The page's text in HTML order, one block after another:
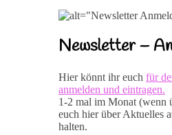
Newsletter –
Hier könnt ihr euch für
anmelden und eintragen.
1-2 mal im Monat (wenn
euch hier über Aktuelles
halten.